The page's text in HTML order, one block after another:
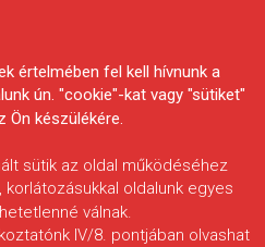
értelmében fel kell hívnunk a
ún. "cookie"-kat vagy "sütiket"
Ön készülékére.
sütik az oldal működéséhez
oldalunk egyes
válnak.
IV/8. pontjában olvashat